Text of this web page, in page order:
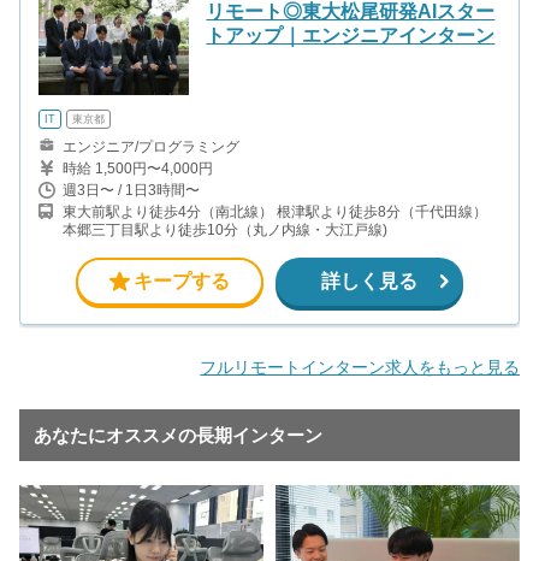
リモート◎東大松尾研発AIスター
トアップ｜エンジニアインターン
IT 東京都
エンジニア/プログラミング
時給 1,500円〜4,000円
週3日〜 / 1日3時間〜
東大前駅より徒歩4分（南北線） 根津駅より徒歩8分（千代田線）
本郷三丁目駅より徒歩10分（丸ノ内線・大江戸線)
キープする 詳しく見る
フルリモートインターン求人をもっと見る
あなたにオススメの長期インターン